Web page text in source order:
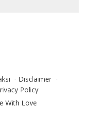
Disclaimer
Policy
With Love